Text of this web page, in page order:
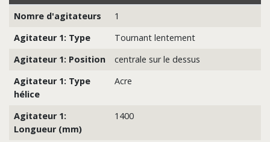
Nomre d'agitateurs
1
Agitateur 1: Type
Tournant lentement
Agitateur 1: Position
centrale sur le dessus
Agitateur 1: Type
hélice
Acre
Agitateur 1:
Longueur (mm)
1400